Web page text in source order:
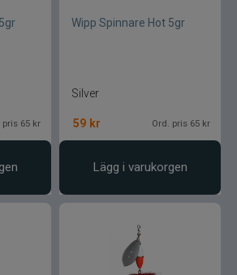
pris 65 kr
Wipp Spinnare Hot 5gr
Silver
59 kr Ord. pris 65 kr
Lägg i varukorgen